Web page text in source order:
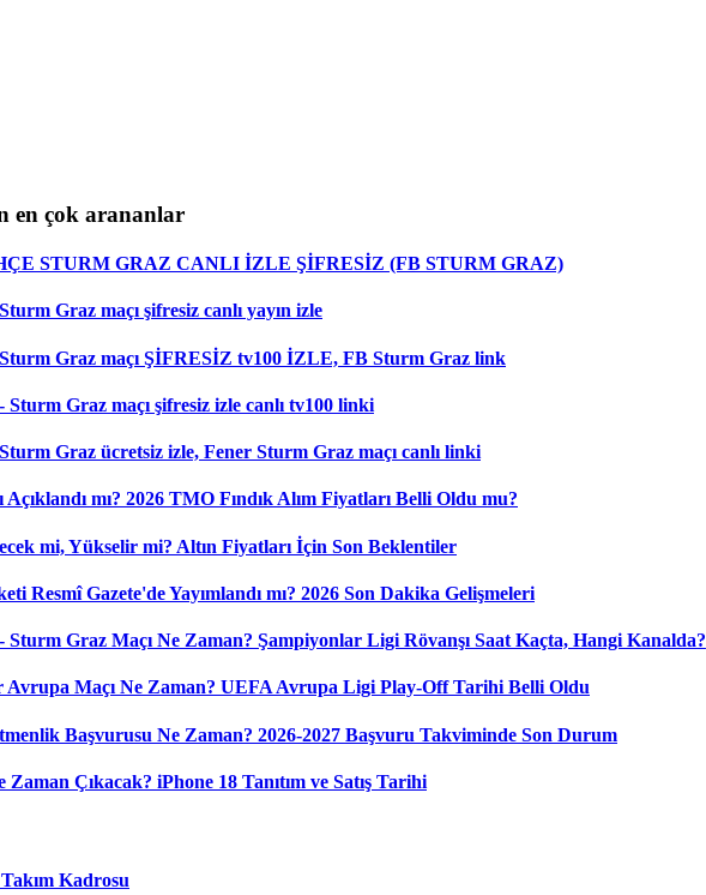
en çok arananlar
STURM GRAZ CANLI İZLE ŞİFRESİZ (FB STURM GRAZ)
Graz maçı şifresiz canlı yayın izle
Graz maçı ŞİFRESİZ tv100 İZLE, FB Sturm Graz link
Sturm Graz maçı şifresiz izle canlı tv100 linki
Graz ücretsiz izle, Fener Sturm Graz maçı canlı linki
Açıklandı mı? 2026 TMO Fındık Alım Fiyatları Belli Oldu mu?
mi, Yükselir mi? Altın Fiyatları İçin Son Beklentiler
Resmî Gazete'de Yayımlandı mı? 2026 Son Dakika Gelişmeleri
Sturm Graz Maçı Ne Zaman? Şampiyonlar Ligi Rövanşı Saat Kaçta, Hangi Kanalda?
Avrupa Maçı Ne Zaman? UEFA Avrupa Ligi Play-Off Tarihi Belli Oldu
Başvurusu Ne Zaman? 2026-2027 Başvuru Takviminde Son Durum
Zaman Çıkacak? iPhone 18 Tanıtım ve Satış Tarihi
Kadrosu